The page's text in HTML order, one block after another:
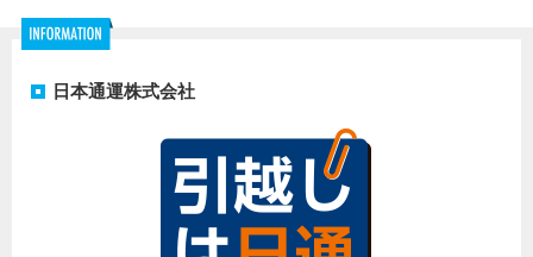
・Amazon、Amazon.co.jpおよびそれらのロゴは Amazon.com, Inc.また
・本キャンペーンは日本通運株式会社により提供され、マイナビ学生の
・応募にはtwitterアカウントが必要です。アカウントをお持ちでない方
は、アカウントを取得の上ご参加下さい。
日本通運株式会社